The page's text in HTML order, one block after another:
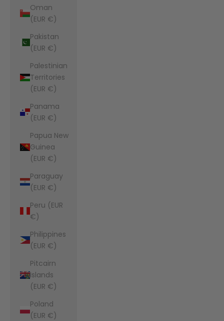
Oman
(EUR €)
Pakistan
(EUR €)
Palestinian
Territories
(EUR €)
Panama
(EUR €)
Papua New
Guinea
(EUR €)
Paraguay
(EUR €)
Peru (EUR
€)
Philippines
(EUR €)
Pitcairn
Islands
(EUR €)
Poland
(EUR €)